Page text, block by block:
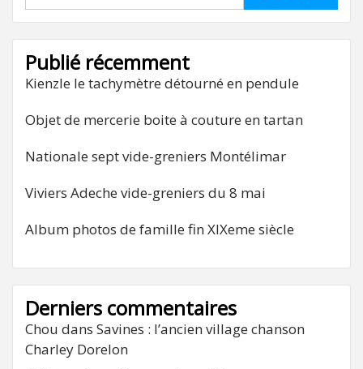
Publié récemment
Kienzle le tachymètre détourné en pendule
Objet de mercerie boite à couture en tartan
Nationale sept vide-greniers Montélimar
Viviers Adeche vide-greniers du 8 mai
Album photos de famille fin XIXeme siècle
Derniers commentaires
Chou dans Savines : l’ancien village chanson
Charley Dorelon